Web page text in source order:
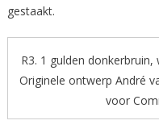
gestaakt.
R3. 1 gulden
Originele ontwerp André
voor